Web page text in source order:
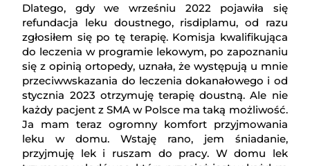
Dlatego, gdy we wrześniu 2022 pojawiła się
refundacja leku doustnego, risdiplamu, od razu
zgłosiłem się po tę terapię. Komisja kwalifikująca
do leczenia w programie lekowym, po zapoznaniu
się z opinią ortopedy, uznała, że występują u mnie
przeciwwskazania do leczenia dokanałowego i od
stycznia 2023 otrzymuję terapię doustną. Ale nie
każdy pacjent z SMA w Polsce ma taką możliwość.
Ja mam teraz ogromny komfort przyjmowania
leku w domu. Wstaję rano, jem śniadanie,
przyjmuję lek i ruszam do pracy. W domu lek